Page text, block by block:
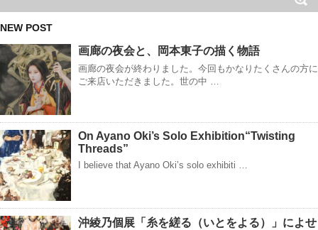
NEW POST
画廊の夜会と、岡本東子の描く物語
画廊の夜会が終わりました。今回もかなりたくさんの方に
ご来店いただきました。世の中 …
On Ayano Oki’s Solo Exhibition“Twisting
Threads”
I believe that Ayano Oki’s solo exhibiti …
沖綾乃個展「糸を縒る（いとをよる）」によせ